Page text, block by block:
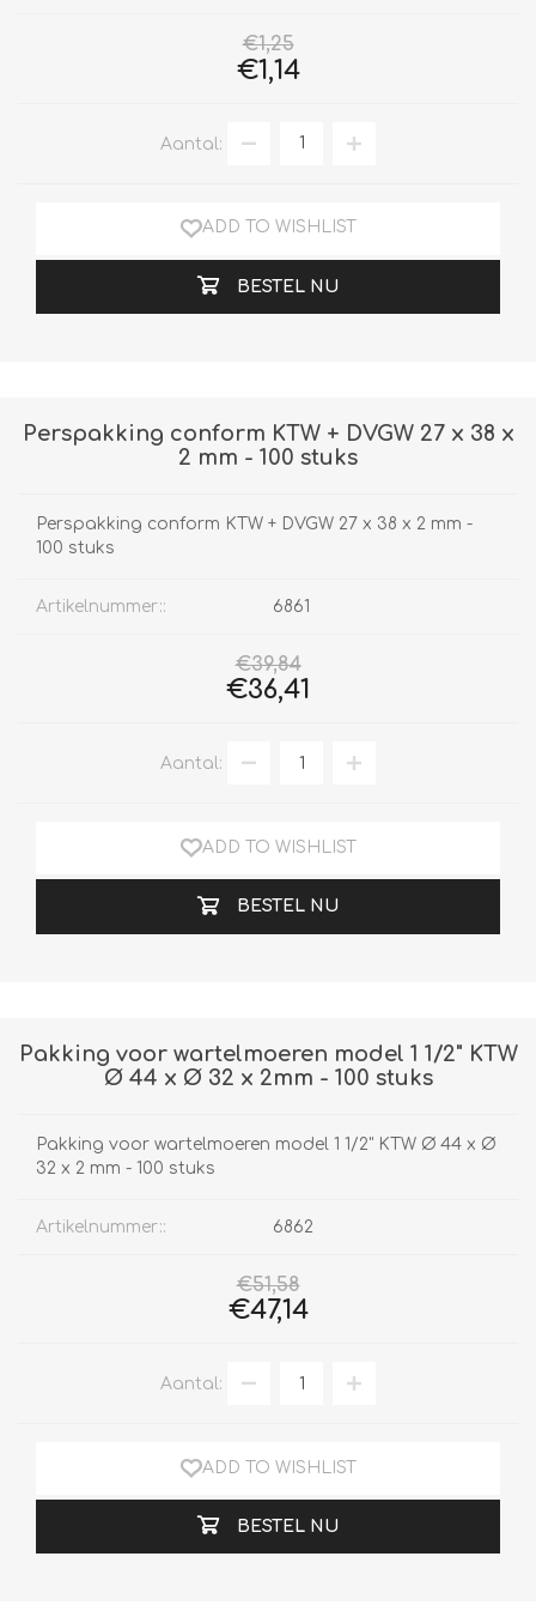
€1,25
€1,14
Aantal:
ADD TO WISHLIST
BESTEL NU
Perspakking conform KTW + DVGW 27 x 38 x
2 mm - 100 stuks
Perspakking conform KTW + DVGW 27 x 38 x 2 mm -
100 stuks
Artikelnummer:: 6861
€39,84
€36,41
Aantal:
ADD TO WISHLIST
BESTEL NU
Pakking voor wartelmoeren model 1 1/2" KTW
Ø 44 x Ø 32 x 2mm - 100 stuks
Pakking voor wartelmoeren model 1 1/2" KTW Ø 44 x Ø
32 x 2 mm - 100 stuks
Artikelnummer:: 6862
€51,58
€47,14
Aantal:
ADD TO WISHLIST
BESTEL NU